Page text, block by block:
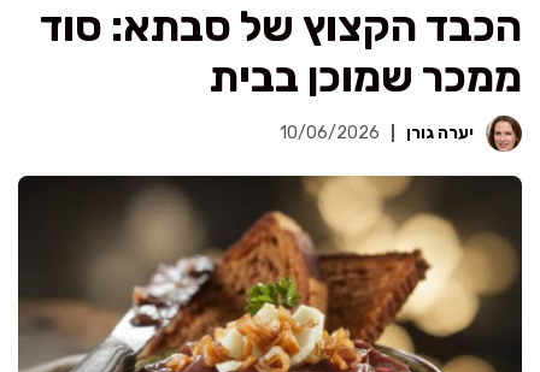
הכבד הקצוץ של סבתא: סוד
ממכר שמוכן בבית
יערה גורן 10/06/2026